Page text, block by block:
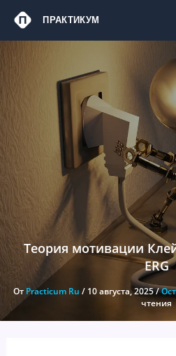
Перейти
ПРАКТИКУМ
Теория мотивации
ERG
От Practicum Ru / 10 августа, 2025/
чтения